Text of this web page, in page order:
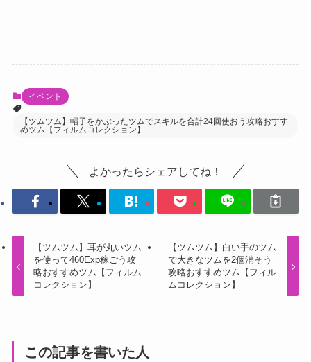
イベント
【ツムツム】帽子をかぶったツムでスキルを合計24回使おう攻略おすす
めツム【フィルムコレクション】
よかったらシェアしてね！
【ツムツム】耳が丸いツム
を使って460Exp稼ごう攻
略おすすめツム【フィルム
コレクション】
【ツムツム】白い手のツム
で大きなツムを2個消そう
攻略おすすめツム【フィル
ムコレクション】
この記事を書いた人